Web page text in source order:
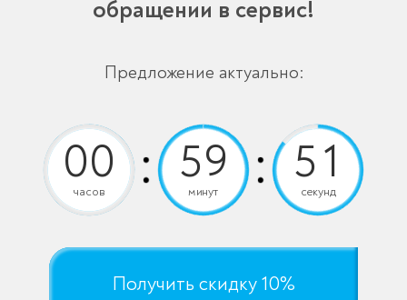
обращении в сервис!
Предложение актуально:
часов минут секунд
Получить скидку 10%